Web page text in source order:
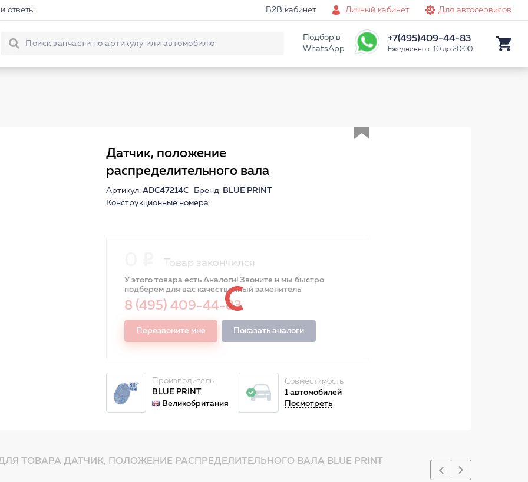
ответы B2B кабинет Личный кабинет Для автосервисов
Подбор в
WhatsApp
+7(495)409-44-83
Ежедневно с 10 до 20:00
Датчик, положение
распределительного вала
Артикул: ADC47214C Бренд: BLUE PRINT
Конструкционные номера:
Товар закончился
У этого товара есть Аналоги! Звоните и мы быстро
подберем для вас качественный заменитель
8 (495) 409-44-83
Перезвоните мне Показать аналоги
Производитель
BLUE PRINT
Великобритания
Совместимость
1 автомобилей
Посмотреть
ТОВАРА ДАТЧИК, ПОЛОЖЕНИЕ РАСПРЕДЕЛИТЕЛЬНОГО ВАЛА BLUE PRINT